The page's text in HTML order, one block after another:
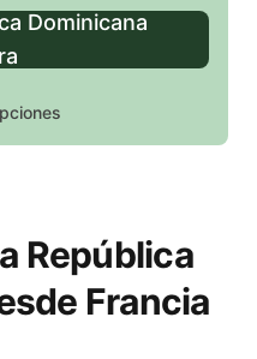
Dominicana
República
Francia